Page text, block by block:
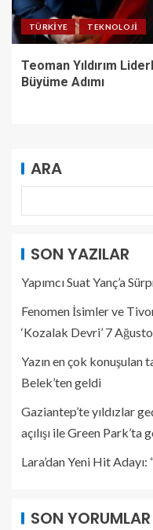
TÜRKIYE TEKNOLOJI
Teoman Yıldırım
Büyüme Adımı
ARA
SON YAZILAR
Yapımcı Suat Yanç’a
Fenomen İsimler ve
‘Kozalak Devri’ 7
Yazın en çok
Belek’ten geldi
Gaziantep’te yıldızlar
açılışı ile Green Park’ta
Lara’dan Yeni Hit
SON YORUMLAR